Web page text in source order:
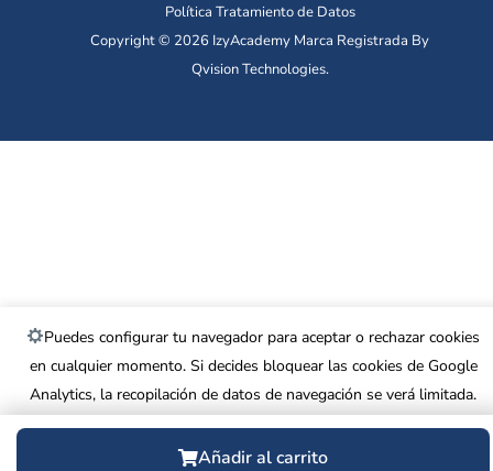
Añadir al carrito
Política Tratamiento de Datos
Copyright © 2026 IzyAcademy Marca Registrada By
Qvision Technologies.
Puedes configurar tu navegador para aceptar o rechazar cookies
en cualquier momento. Si decides bloquear las cookies de Google
Analytics, la recopilación de datos de navegación se verá limitada.
Más información.
Rechazar Aceptar